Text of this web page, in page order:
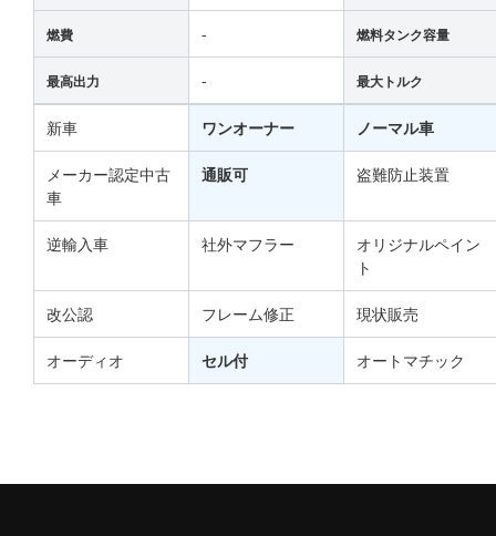
燃費 - 燃料タンク容量
最高出力 - 最大トルク
新車 ワンオーナー ノーマル車
メーカー認定中古
車
通販可 盗難防止装置
逆輸入車 社外マフラー
オリジナルペイン
ト
改公認 フレーム修正 現状販売
オーディオ セル付 オートマチック